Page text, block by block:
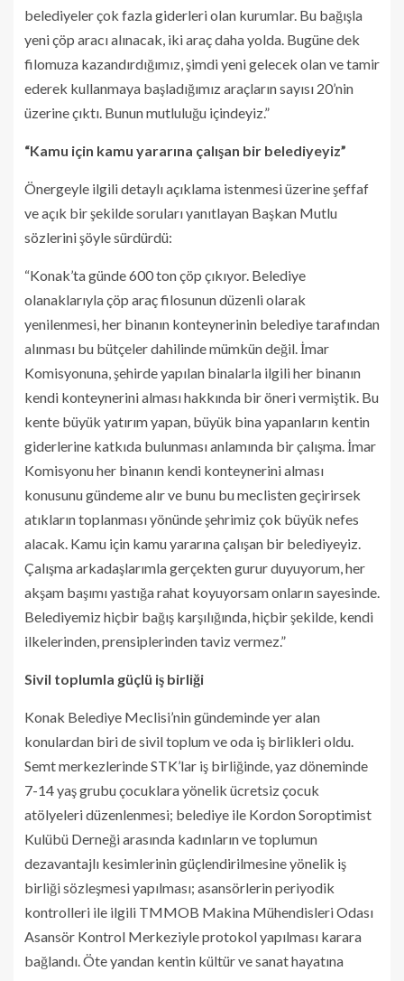
belediyeler çok fazla giderleri olan kurumlar. Bu bağışla
yeni çöp aracı alınacak, iki araç daha yolda. Bugüne dek
filomuza kazandırdığımız, şimdi yeni gelecek olan ve tamir
ederek kullanmaya başladığımız araçların sayısı 20’nin
üzerine çıktı. Bunun mutluluğu içindeyiz.”
“Kamu için kamu yararına çalışan bir belediyeyiz”
Önergeyle ilgili detaylı açıklama istenmesi üzerine şeffaf
ve açık bir şekilde soruları yanıtlayan Başkan Mutlu
sözlerini şöyle sürdürdü:
“Konak’ta günde 600 ton çöp çıkıyor. Belediye
olanaklarıyla çöp araç filosunun düzenli olarak
yenilenmesi, her binanın konteynerinin belediye tarafından
alınması bu bütçeler dahilinde mümkün değil. İmar
Komisyonuna, şehirde yapılan binalarla ilgili her binanın
kendi konteynerini alması hakkında bir öneri vermiştik. Bu
kente büyük yatırım yapan, büyük bina yapanların kentin
giderlerine katkıda bulunması anlamında bir çalışma. İmar
Komisyonu her binanın kendi konteynerini alması
konusunu gündeme alır ve bunu bu meclisten geçirirsek
atıkların toplanması yönünde şehrimiz çok büyük nefes
alacak. Kamu için kamu yararına çalışan bir belediyeyiz.
Çalışma arkadaşlarımla gerçekten gurur duyuyorum, her
akşam başımı yastığa rahat koyuyorsam onların sayesinde.
Belediyemiz hiçbir bağış karşılığında, hiçbir şekilde, kendi
ilkelerinden, prensiplerinden taviz vermez.”
Sivil toplumla güçlü iş birliği
Konak Belediye Meclisi’nin gündeminde yer alan
konulardan biri de sivil toplum ve oda iş birlikleri oldu.
Semt merkezlerinde STK’lar iş birliğinde, yaz döneminde
7-14 yaş grubu çocuklara yönelik ücretsiz çocuk
atölyeleri düzenlenmesi; belediye ile Kordon Soroptimist
Kulübü Derneği arasında kadınların ve toplumun
dezavantajlı kesimlerinin güçlendirilmesine yönelik iş
birliği sözleşmesi yapılması; asansörlerin periyodik
kontrolleri ile ilgili TMMOB Makina Mühendisleri Odası
Asansör Kontrol Merkeziyle protokol yapılması karara
bağlandı. Öte yandan kentin kültür ve sanat hayatına